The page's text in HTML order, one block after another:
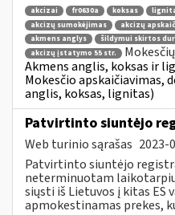
akcizai fr0630a koksas
akcizų sumokėjimas
akcizų
akmens anglys
šildymui skirtos
akcizų įstatymo 55 str.
Akmens anglis, koksas ir
Mokesčio apskaičiavimas,
anglis, koksas, lignitas)
Patvirtinto siuntėjo
Web turinio sąrašas 2023-
Patvirtinto siuntėjo
neterminuotam
siųsti iš Lietuvos į kitas ES
apmokestinamas prekes,